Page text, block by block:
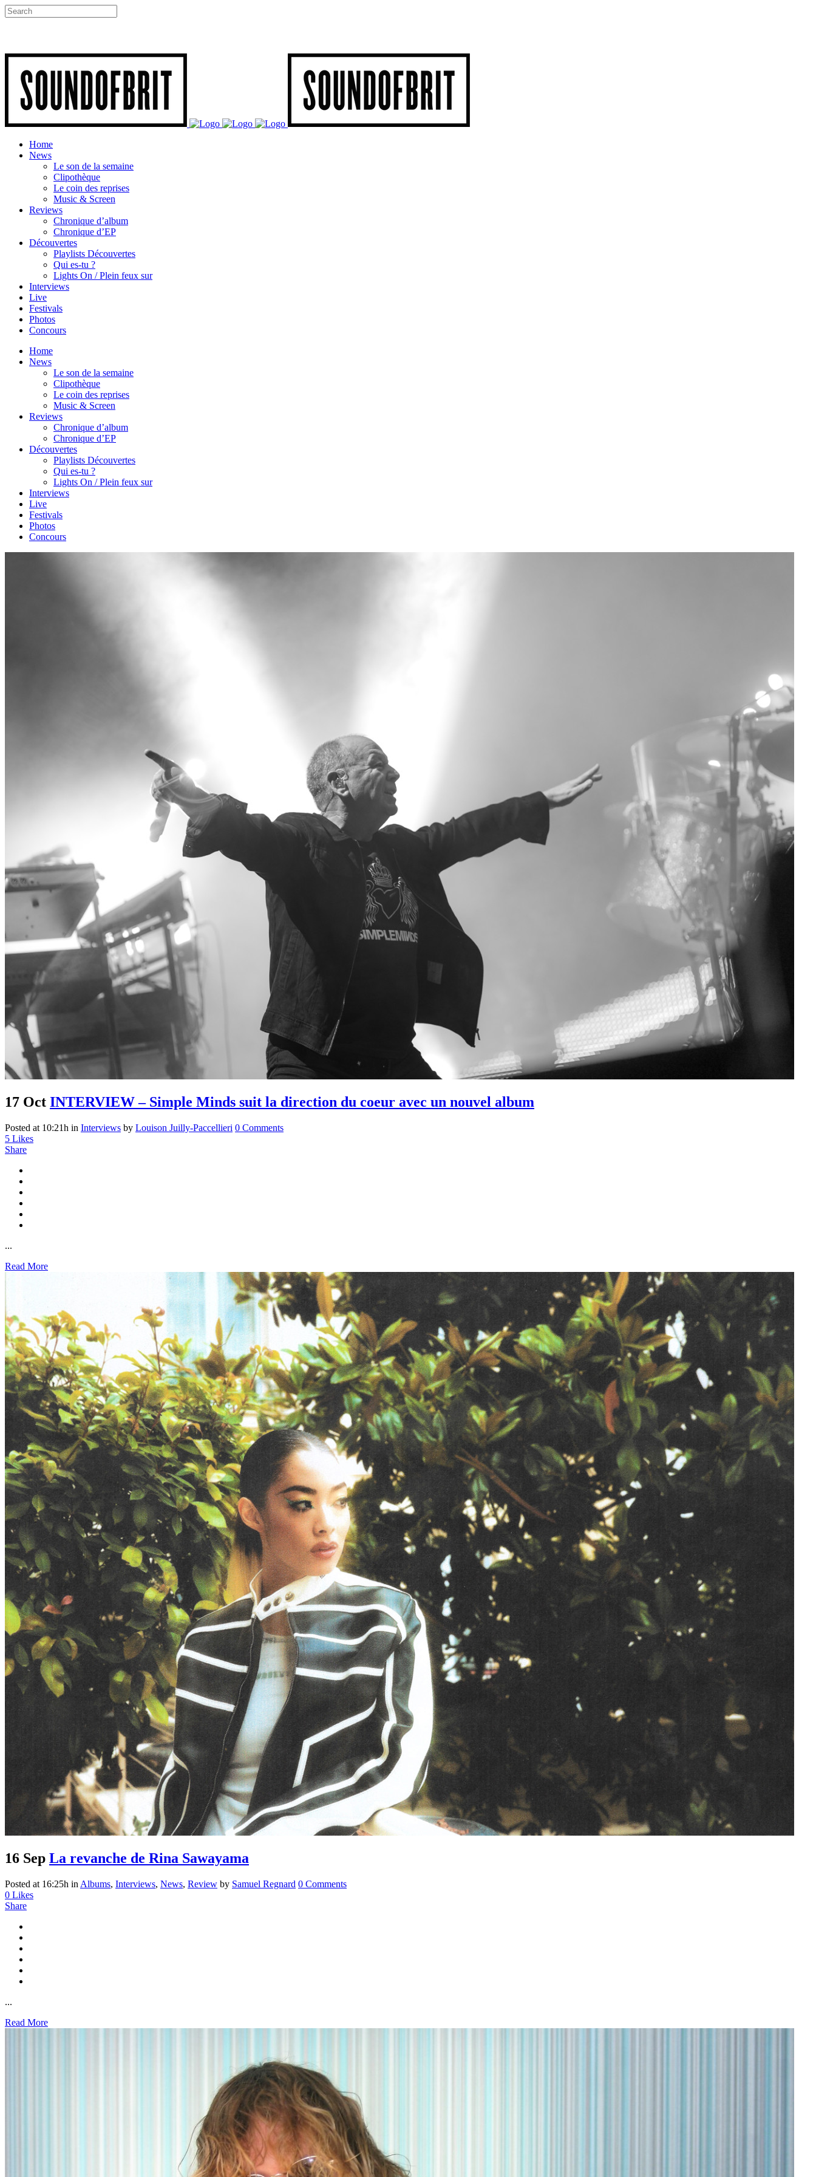
Home
News
Le son de la semaine
Clipothèque
Le coin des reprises
Music & Screen
Reviews
Chronique d’album
Chronique d’EP
Découvertes
Playlists Découvertes
Qui es-tu ?
Lights On / Plein feux sur
Interviews
Live
Festivals
Photos
Concours
Home
News
Le son de la semaine
Clipothèque
Le coin des reprises
Music & Screen
Reviews
Chronique d’album
Chronique d’EP
Découvertes
Playlists Découvertes
Qui es-tu ?
Lights On / Plein feux sur
Interviews
Live
Festivals
Photos
Concours
17 Oct INTERVIEW – Simple Minds suit la direction du coeur avec un nouvel album
Posted at 10:21h in Interviews by Louison Juilly-Paccellieri 0 Comments
5 Likes
Share
...
Read More
16 Sep La revanche de Rina Sawayama
Posted at 16:25h in Albums, Interviews, News, Review by Samuel Regnard 0 Comments
0 Likes
Share
...
Read More